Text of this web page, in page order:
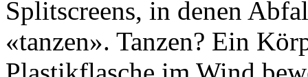
Splitscreens, in denen
«tanzen». Tanzen? Ein